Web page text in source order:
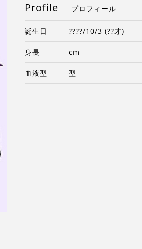
Profile プロフィール
誕生日 ????/10/3 (??才)
身長 cm
血液型 型